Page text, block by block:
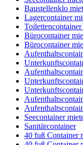
Baustellenklo
Lagercontainer
Bürocontainer
Bürocontainer
Seecontainer
Sanitärcontainer
40 fuß Container